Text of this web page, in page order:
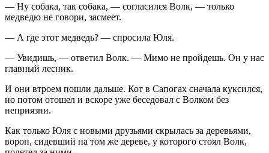
— Ну собака, так собака, — согласился Волк, — только
медведю не говори, засмеет.
— А где этот медведь? — спросила Юля.
— Увидишь, — ответил Волк. — Мимо не пройдешь. Он у нас
главный лесник.
И они втроем пошли дальше. Кот в Сапогах сначала куксился,
но потом отошел и вскоре уже беседовал с Волком без
неприязни.
Как только Юля с новыми друзьями скрылась за деревьями,
ворон, сидевший на том же дереве, у которого стоял Волк,